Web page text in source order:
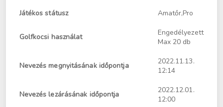
Játékos státusz Amatőr,Pro
Golfkocsi használat
Engedélyezett
Max 20 db
Nevezés megnyitásának időpontja
2022.11.13.
12:14
Nevezés lezárásának időpontja
2022.12.01.
12:00